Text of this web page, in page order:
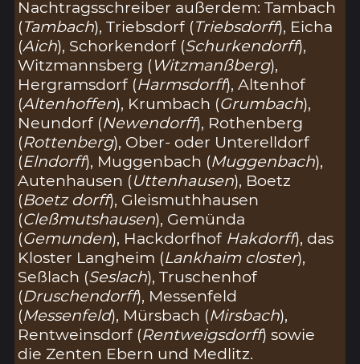
Nachtragsschreiber außerdem: Tambach
(Tambach), Triebsdorf (Triebsdorff), Eicha
(Aich), Schorkendorf (Schurkendorff),
Witzmannsberg (Witzmanßberg),
Hergramsdorf (Harmsdorff), Altenhof
(Altenhoffen), Krumbach (Grumbach),
Neundorf (Newendorff), Rothenberg
(Rottenberg), Ober- oder Unterelldorf
(Elndorff), Muggenbach (Muggenbach),
Autenhausen (Uttenhausen), Boetz
(Boetz dorff), Gleismuthhausen
(Cleßmutshausen), Gemünda
(Gemunden), Hackdorfhof Hakdorff), das
Kloster Langheim (Lankhaim closter),
Seßlach (Seslach), Truschenhof
(Druschendorff), Messenfeld
(Messenfeld), Mürsbach (Mirsbach),
Rentweinsdorf (Rentweigsdorff) sowie
die Zenten Ebern und Medlitz.